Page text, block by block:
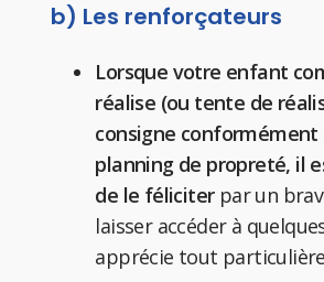
b) Les renforçateurs
Lorsque votre enfant
réalise (ou tente de
consigne conformément
planning de propreté, il
de le féliciterpar un
laisser accéder à
apprécie tout